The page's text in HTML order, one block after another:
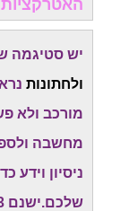
יש סטיגמה
ולחתונות
מורכב ולא
מחשבה
ניסיון
שלכם.